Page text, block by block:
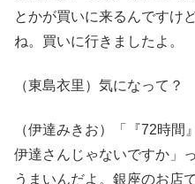
とかが買いに来るんです
ね。買いに行きましたよ。
（東島衣里）気になって？
（伊達みきお）「『72時間
伊達さんじゃないですか」
うまいんだよ。銀座のお店